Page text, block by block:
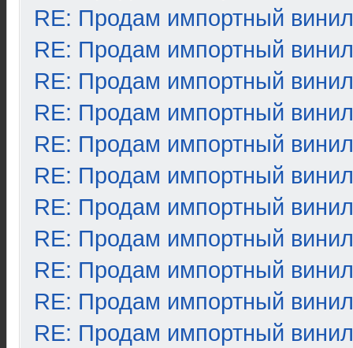
RE: Продам импортный винил
RE: Продам импортный винил
RE: Продам импортный винил
RE: Продам импортный винил
RE: Продам импортный винил
RE: Продам импортный винил
RE: Продам импортный винил
RE: Продам импортный винил
RE: Продам импортный винил
RE: Продам импортный винил
RE: Продам импортный винил